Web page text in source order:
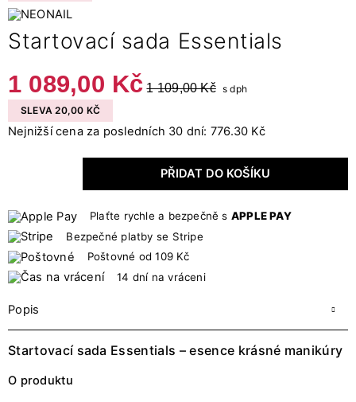
Startovací sada Essentials
1 089,00 Kč 1 109,00 Kč s dph
SLEVA 20,00 KČ
Nejnižší cena za posledních 30 dní: 776.30 Kč
PŘIDAT DO KOŠÍKU
Plaťte rychle a bezpečně s APPLE PAY
Bezpečné platby se Stripe
Poštovné od 109 Kč
14 dní na vráceni
Popis
Startovací sada Essentials – esence krásné manikúry
O produktu